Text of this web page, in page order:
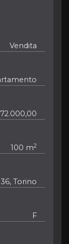
Vendita
100 m2
Torino
F